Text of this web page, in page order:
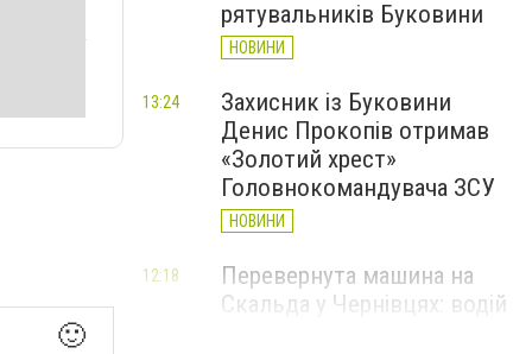
🙂
рятувальників Буковини
НОВИНИ
Захисник із Буковини
Денис Прокопів отримав
«Золотий хрест»
Головнокомандувача ЗСУ
НОВИНИ
13:24
Перевернута машина на
Скальда у Чернівцях: водій
12:18